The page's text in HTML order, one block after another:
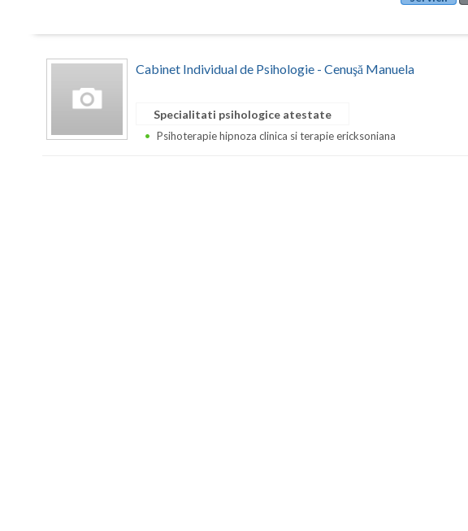
Cabinet Individual de Psihologie - Cenuşă Manuela
Specialitati psihologice atestate
Psihoterapie hipnoza clinica si terapie ericksoniana